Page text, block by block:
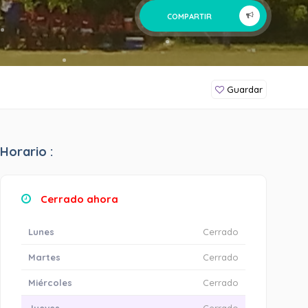
COMPARTIR
Guardar
Horario :
Cerrado ahora
Lunes Cerrado
Martes Cerrado
Miércoles Cerrado